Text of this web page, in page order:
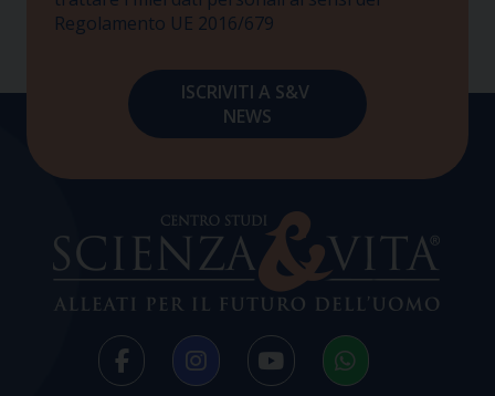
Regolamento UE 2016/679